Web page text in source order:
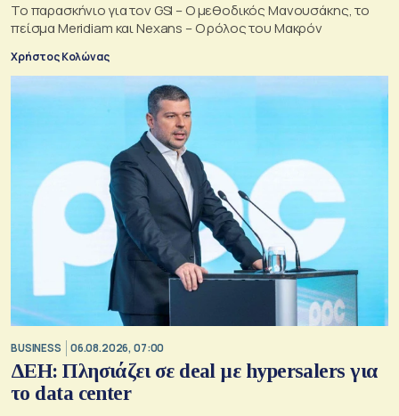
Το παρασκήνιο για τον GSI – Ο μεθοδικός Μανουσάκης, το
πείσμα Meridiam και Nexans – Ο ρόλος του Μακρόν
Χρήστος Κολώνας
BUSINESS 06.08.2026, 07:00
ΔΕΗ: Πλησιάζει σε deal με hypersalers για
το data center